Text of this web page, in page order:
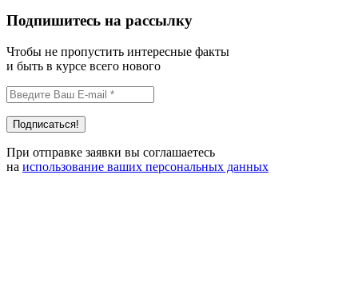
Подпишитесь на рассылку
Чтобы не пропустить интересные факты
и быть в курсе всего нового
При отправке заявки вы соглашаетесь
на использование ваших персональных данных